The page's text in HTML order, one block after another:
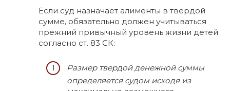
Если суд назначает алименты в твердой
сумме, обязательно должен учитываться
прежний привычный уровень жизни детей
согласно ст. 83 СК:
Размер твердой денежной суммы
определяется судом исходя из